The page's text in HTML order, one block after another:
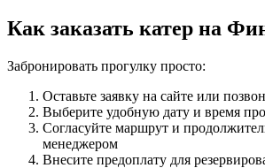
Как заказать катер на
Забронировать прогулку просто:
Оставьте заявку на сайте или
Выберите удобную дату и время
Согласуйте маршрут и
менеджером
Внесите предоплату для